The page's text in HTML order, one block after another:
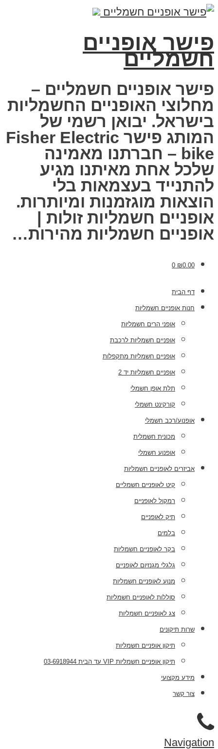
פישר אופניים
חשמליים
פישר אופניים חשמליים –
מחלוצי האופניים החשמליות
בישראל. יבואן רשמי של
המותג פישר Fisher Electric
bike – חברתנו מאמינה
שלכל אחת מאיתנו מגיע
להתנייד בעצמאות בלי
הוצאות מוגזמנות ומיותרות.
אופניים חשמליות זולות |
אופניים חשמליות מהירות…
₪0.00
0
דף הבית
חנות אופניים חשמליות
אופני הרים חשמליות
אופניים חשמליות לרכבת
אופניים חשמליות מתקפלות
אופניים חשמליות יד 2
תלת אופן חשמלי
קורקינט חשמלי
אופנוע/רכב חשמלי
מכונית חשמלית
אופנוע חשמלי
אביזרים לאופניים חשמליות
קיט לאופניים חשמליים
רמקול לאופניים
תיק לאופניים
בלמים
בקר לאופניים חשמליות
גלגלי מגנזיום לאופניים
מנוע לאופניים חשמליות
סוללות לאופניים חשמליות
צג לאופניים חשמליות
שרות תיקונים
תיקון אופניים חשמליות
תיקון אופניים חשמליות VIP עד הבית 03-6918944
מידע מקצועי
צור קשר
Navigation